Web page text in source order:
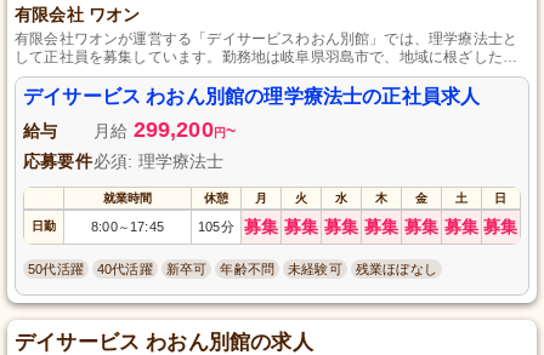
有限会社 ワオン
有限会社ワオンが運営する「デイサービスわおん別館」では、理学療法士と
して正社員を募集しています。勤務地は岐阜県羽島市で、地域に根ざした温
かみのある職場です。資格や経験を活かし、ご利用者様の生活の質を向上さ
せるためのお手伝いを一緒にしませんか？興味のある方はぜひご応募くださ
い。
デイサービス わおん別館の理学療法士の正社員求人
給与 月給 299,200円~
応募要件必須: 理学療法士
就業時間 休憩 月 火 水 木 金 土 日
日勤 8:00～ 17:45 105分 募集 募集 募集 募集 募集 募集 募集
50代活躍 40代活躍 新卒可 年齢不問 未経験可 残業ほぼなし
デイサービス わおん別館の求人